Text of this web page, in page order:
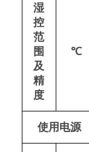
湿
控
范
围
及
精
度
℃
使用电源